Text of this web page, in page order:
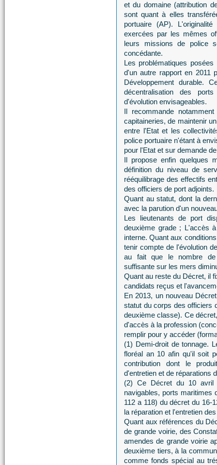
et du domaine (attribution
sont quant à elles
portuaire (AP).
exercées par les mêmes
leurs missions de police
concédante.
Les problématiques
d'un autre rapport en 2011
Développement durable.
décentralisation des
d'évolution envisageables.
Il recommande
capitaineries, de maintenir
entre l'Etat et les
police portuaire n'étant à
pour l'Etat et sur demande
Il propose enfin quelques
définition du niveau de
rééquilibrage des effectifs
des officiers de port adjoints.
Quant au statut, dont la
avec la parution d'un
Les lieutenants de port
deuxième grade ; L'accès
interne. Quant aux
tenir compte de l'évolution
au fait que le nombre de
suffisante sur les mers
Quant au reste du Décret, il
candidats reçus et
En 2013, un nouveau
statut du corps des officiers
deuxième classe). Ce
d'accès à la profession
remplir pour y accéder
(1) Demi-droit de tonnage.
floréal an 10 afin qu'il soit
contribution dont le
d'entretien et de réparations
(2) Ce Décret du 10 avril
navigables, ports maritimes
112 a 118) du décret du 16-
la réparation et l'entretien
Quant aux références du
de grande voirie, des
amendes de grande voirie
deuxième tiers, à la
comme fonds spécial au